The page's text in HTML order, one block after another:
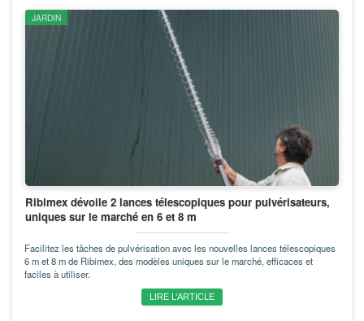
JARDIN
Ribimex dévoile 2 lances télescopiques pour pulvérisateurs,
uniques sur le marché en 6 et 8 m
Facilitez les tâches de pulvérisation avec les nouvelles lances télescopiques
6 m et 8 m de Ribimex, des modèles uniques sur le marché, efficaces et
faciles à utiliser.
LIRE L’ARTICLE